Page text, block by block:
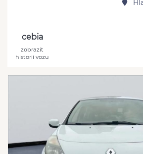
cebia
zobrazit
historii vozu